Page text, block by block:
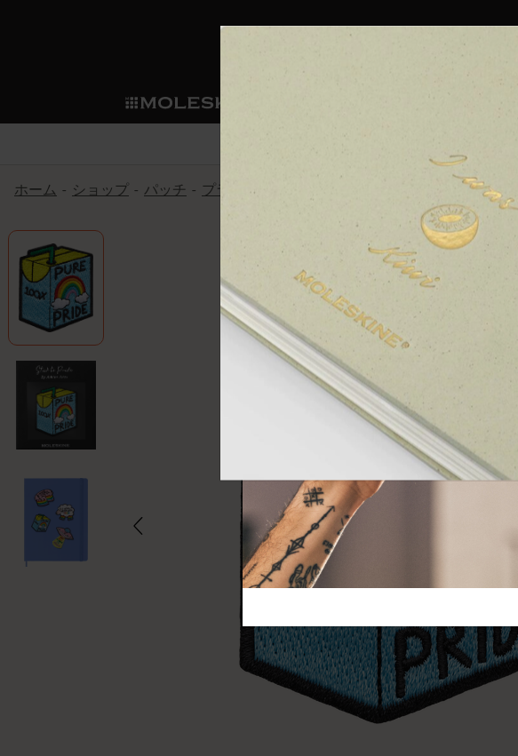
ノートブック
ノートブ
The
ミニノ
カイエ
セット
パッショ
スチュ
ダイアリー
パーソ
12カ月ダ
15ヶ月
ウィー
デイリ
マンスリ
ライフ
アカデミ
モレスキンスマート
サブカテゴリ
すべて見る
スマー
モレス
アプリ
ライティングツール
サブカテゴリ
モレスキ
Kaweco x
ペン &
限定版ノートブック
Reframe
ムーミ
キム・
「
『ロー
カラー
サクラコ
馬年コ
ISSEY
ション
キム・
ン
カサ・
すべて見る
バックパ
限定版バ
Shopper
サブカテゴリ
アート
プロフ
ミニマ
マキシ
健康を
趣味を愛
サブカテゴリ
カントリ
ション
サブカテゴリ
プライド
Mardi
スマートライティング・シス
スマー
スマー
スマート
モレスキンスマートスマート
アプリ・サービス
サブカテゴリ
Notes
モレスキ
モレスキ
パー
カスタムダイアリー
カスタムノートブック
和紙テープ
ミニノートブックチャーム
別注＆コーポレートギフト
モレスキンメンバーシップ
我々の歴史
ペンと紙の力
持続可能な創造性
今すぐメンバー登録
ウェルカムオファー: 次回のご購入時に10% オフと送料無
通常特典: パーソナライズの2冊ご購入で1冊無料
バースデー特典: 1回限りの割引（1ヶ月有効）
先行プレビュー: 新作コレクションへの先行アクセス
伝説的なお得情報: 会員限定の特別サプライズ
セールへの早期アクセス: お得な情報をいち早くチェック
モレスキン限定イベント: 優先アクセス
返品期間の延長: 1ヶ月間
ホーム ショップ パッチ プライドをいつも胸に アシュトン・アッツの